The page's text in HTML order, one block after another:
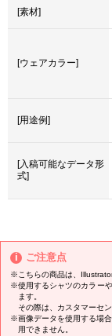
[素材]
[ウェアカラー]
[用途例]
[入稿可能なデータ形
式]
ご注意点
※こちらの商品は、
※使用するシャツのカラー
ます。
その際は、カスタマーセン
※画像データを使用する場
用できません。